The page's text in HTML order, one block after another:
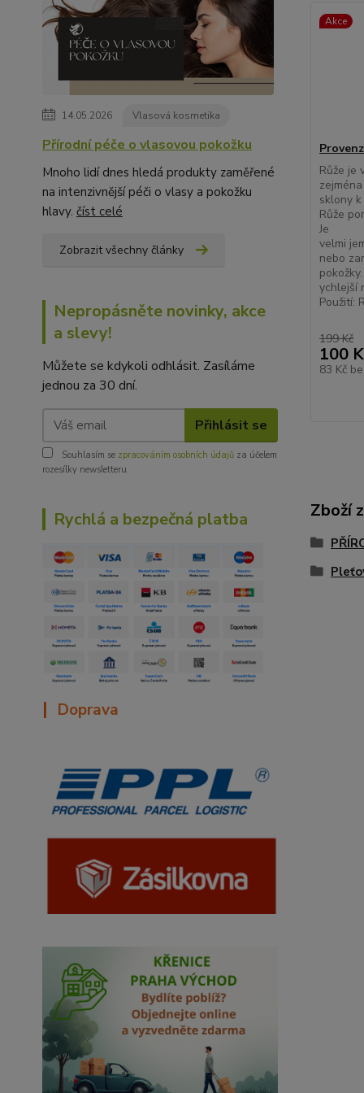
14.05.2026 Vlasová kosmetika
Přírodní péče o vlasovou pokožku
Mnoho lidí dnes hledá produkty zaměřené
na intenzivnější péči o vlasy a pokožku
hlavy. číst celé
Zobrazit všechny články
Nepropásněte novinky, akce
a slevy!
Můžete se kdykoli odhlásit. Zasíláme
jednou za 30 dní.
Přihlásit se
Souhlasím se zpracováním osobních údajů za účelem
rozesílky newsletteru.
Rychlá a bezpečná platba
| Doprava
Akce
Růže je
sklony
Růže
Je
velmi
nebo
ychlejší
Použití:
199 Kč
100
83 Kč
Zboží